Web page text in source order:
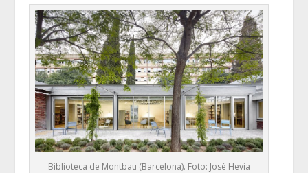
Biblioteca de Montbau (Barcelona). Foto: José Hevia